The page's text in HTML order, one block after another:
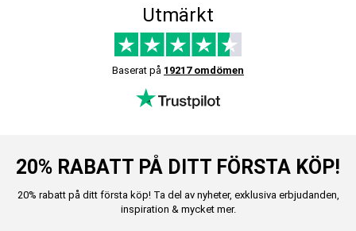
Utmärkt
Baserat på 19217 omdömen
20% RABATT PÅ DITT FÖRSTA KÖP!
20% rabatt på ditt första köp! Ta del av nyheter, exklusiva erbjudanden,
inspiration & mycket mer.